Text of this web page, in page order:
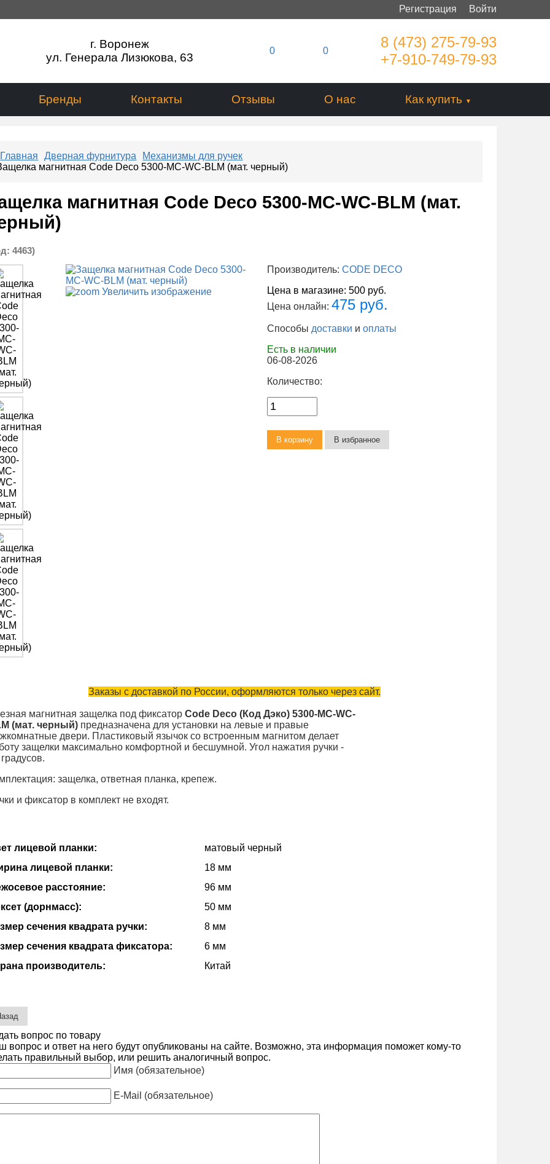
Войти
Регистрация
г. Воронеж
ул. Генерала Лизюкова, 63
0 0
8 (473) 275-79-93
+7-910-749-79-93
Бренды Контакты Отзывы О нас Как купить
Главная Дверная фурнитура
Механизмы для ручек
магнитная Code Deco 5300-MC-WC-BLM (мат. черный)
магнитная Code Deco 5300-MC-WC-BLM (мат.
4463)
Увеличить изображение
Производитель:CODE DECO
Цена в магазине:500 руб.
Цена онлайн:475 руб.
Способы доставки иоплаты
Есть в наличии
06-08-2026
Количество:
Заказы с доставкой по России, оформляются только через сайт.
магнитная защелка под фиксаторCode Deco (Код Дэко) 5300-MC-WC-
(мат. черный) предназначена для установки на левые и правые
двери. Пластиковый язычок со встроенным магнитом делает
защелки максимально комфортной и бесшумной. Угол нажатия ручки -
защелка, ответная планка, крепеж.
и фиксатор в комплект не входят.
лицевой планки:
матовый черный
лицевой планки:
18 мм
расстояние:
96 мм
(дорнмасс):
50 мм
сечения квадрата ручки:
8 мм
сечения квадрата фиксатора:
6 мм
производитель:
Китай
вопрос по товару
вопрос и ответ на него будут опубликованы на сайте. Возможно, эта информация поможет кому-то
правильный выбор, или решить аналогичный вопрос.
Имя (обязательное)
E-Mail (обязательное)